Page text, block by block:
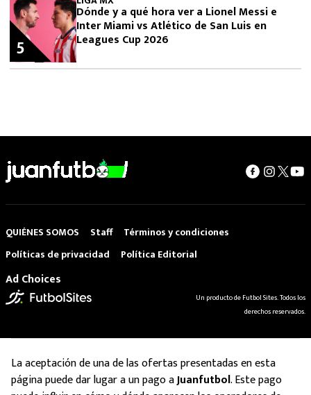
Dónde y a qué hora ver a Lionel Messi e
Inter Miami vs Atlético de San Luis en
Leagues Cup 2026
5
QUIÉNES SOMOS Staff
Términos y condiciones
Políticas de privacidad
Política Editorial
Ad Choices
Un producto de Futbol Sites. Todos los
derechos reservados.
La aceptación de una de las ofertas presentadas en esta
página puede dar lugar a un pago aJuanfutbol. Este pago